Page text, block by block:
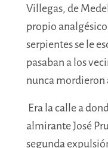
Villegas, de
propio
serpientes se le
pasaban a los
nunca mordieron
Era la calle a
almirante José
segunda